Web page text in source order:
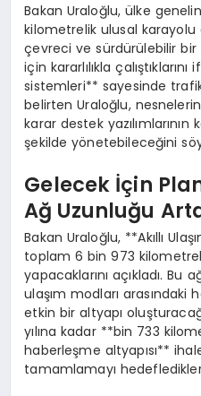
Bakan Uraloğlu, ülke
kilometrelik ulusal karayolu
çevreci ve sürdürülebilir bir
için kararlılıkla
sistemleri** sayesinde trafik
belirten Uraloğlu,
karar destek
şekilde yönetebileceğini
Gelecek İçin
Ağ Uzunluğu
Bakan Uraloğlu, **Akıllı
toplam 6 bin 973
yapacaklarını açıkladı. Bu
ulaşım modları
etkin bir altyapı
yılına kadar **bin 733
haberleşme altyapısı**
tamamlamayı